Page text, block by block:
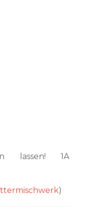
lassen! 1A
)